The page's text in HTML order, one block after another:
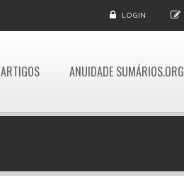
LOGIN
ARTIGOS ANUIDADE SUMÁRIOS.ORG